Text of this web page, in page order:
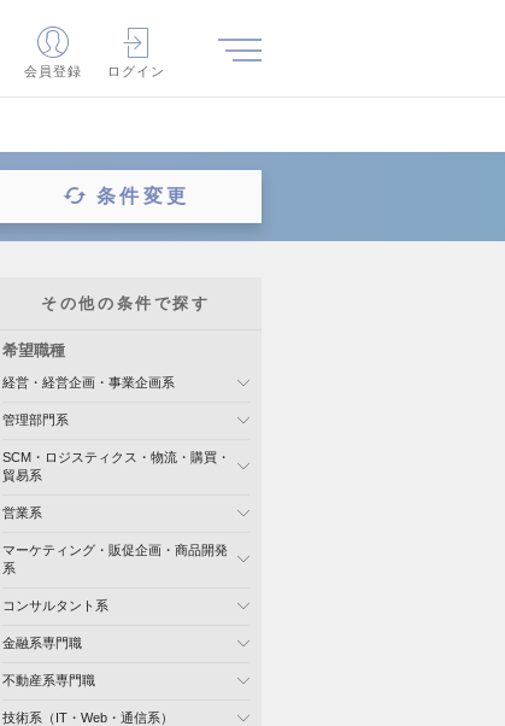
会員登録 ログイン
条件変更
その他の条件で探す
希望職種
経営・経営企画・事業企画系
管理部門系
SCM・ロジスティクス・物流・購買・
貿易系
営業系
マーケティング・販促企画・商品開発
系
コンサルタント系
金融系専門職
不動産系専門職
技術系（IT・Web・通信系）